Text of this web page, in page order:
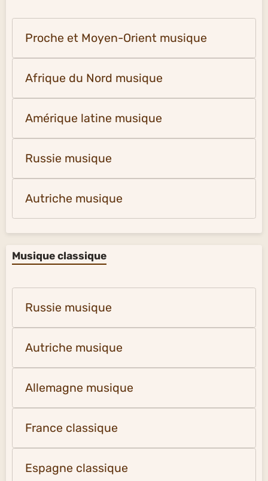
Proche et Moyen-Orient musique
Afrique du Nord musique
Amérique latine musique
Russie musique
Autriche musique
Musique classique
Russie musique
Autriche musique
Allemagne musique
France classique
Espagne classique